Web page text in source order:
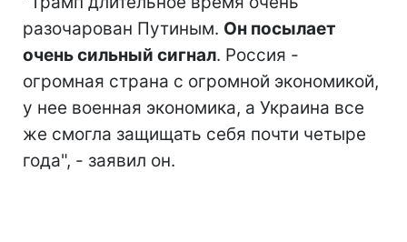
разочарован Путиным. Он посылает
очень сильный сигнал. Россия -
огромная страна с огромной экономикой,
у нее военная экономика, а Украина все
же смогла защищать себя почти четыре
года", - заявил он.